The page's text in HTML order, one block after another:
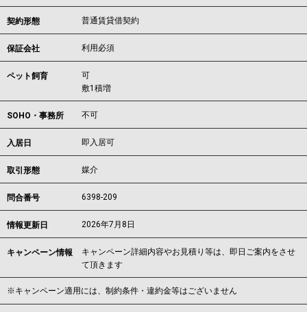
契約形態 普通賃貸借契約
保証会社 利用必須
ペット飼育
可
敷1積増
SOHO・事務所 不可
入居日 即入居可
取引形態 媒介
問合番号 6398-209
情報更新日 2026年7月8日
キャンペーン情報
キャンペーン詳細内容やお見積り等は、即日ご案内をさせ
て頂きます
※キャンペーン適用には、制約条件・違約金等はございません